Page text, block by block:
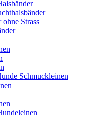
ohne Strass
Schmuckleinen